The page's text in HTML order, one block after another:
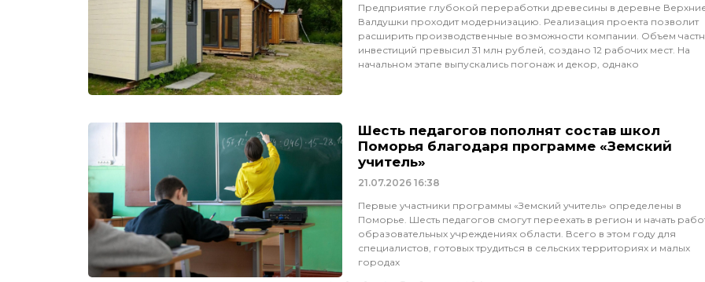
Предприятие глубокой переработки древесины в деревне
Валдушки проходит модернизацию. Реализация проекта позволит
расширить производственные возможности компании. Объем
инвестиций превысил 31 млн рублей, создано 12 рабочих мест. На
начальном этапе выпускались погонаж и декор, однако
Шесть педагогов пополнят состав школ
Поморья благодаря программе «Земский
учитель»
21.07.2026 16:38
Первые участники программы «Земский учитель» определены в
Поморье. Шесть педагогов смогут переехать в регион и начать
образовательных учреждениях области. Всего в этом году для
специалистов, готовых трудиться в сельских территориях и малых
городах